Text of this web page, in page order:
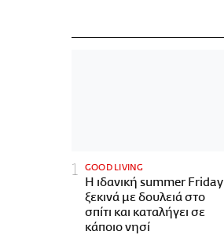
GOOD LIVING
Η ιδανική summer Friday
ξεκινά με δουλειά στο
σπίτι και καταλήγει σε
κάποιο νησί